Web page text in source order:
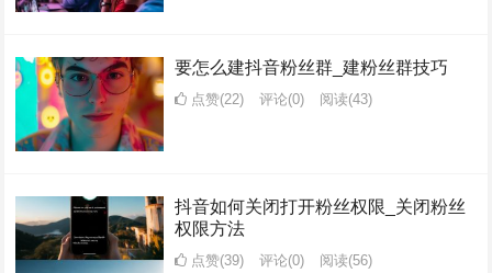
要怎么建抖音粉丝群_建粉丝群技巧
点赞(22) 评论(0) 阅读(43)
抖音如何关闭打开粉丝权限_关闭粉丝
权限方法
点赞(39) 评论(0) 阅读(56)